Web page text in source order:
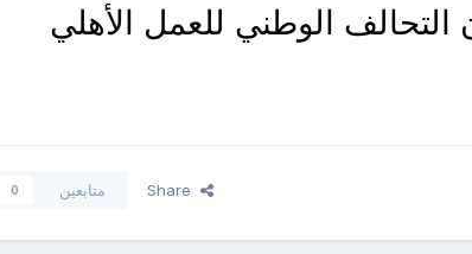
الوطني للعمل الأهلي
Share متابعين 0